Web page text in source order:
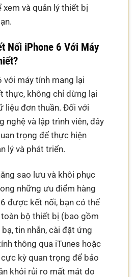
và quản lý thiết bị
Nối iPhone 6 Với Máy
với máy tính mang lại
thực, không chỉ dừng lại
liệu đơn thuần. Đối với
nghệ và lập trình viên, đây
trọng để thực hiện
lý và phát triển.
sao lưu và khôi phục
những ưu điểm hàng
được kết nối, bạn có thể
bộ thiết bị (bao gồm
bạ, tin nhắn, cài đặt ứng
thông qua iTunes hoặc
kỳ quan trọng để bảo
khỏi rủi ro mất mát do